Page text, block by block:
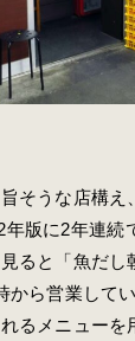
そうな店構え
年版に2年連続
ると「魚だ
から営業して
るメニューを